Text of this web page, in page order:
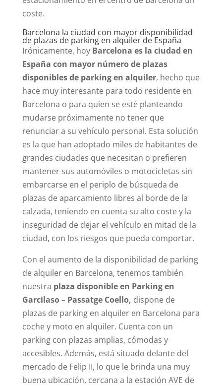
coste.
Barcelona la ciudad con mayor disponibilidad
de plazas de parking en alquiler de España
Irónicamente, hoy Barcelona es la ciudad en
España con mayor número de plazas
disponibles de parking en alquiler, hecho que
hace muy interesante para todo residente en
Barcelona o para quien se esté planteando
mudarse próximamente no tener que
renunciar a su vehículo personal. Esta solución
es la que han adoptado miles de habitantes de
grandes ciudades que necesitan o prefieren
mantener sus automóviles o motocicletas sin
embarcarse en el periplo de búsqueda de
plazas de aparcamiento libres al borde de la
calzada, teniendo en cuenta su alto coste y la
inseguridad de dejar el vehículo en mitad de la
ciudad, con los riesgos que pueda comportar.
Con el aumento de la disponibilidad de parking
de alquiler en Barcelona, tenemos también
nuestra plaza disponible en Parking en
Garcilaso – Passatge Coello, dispone de
plazas de parking en alquiler en Barcelona para
coche y moto en alquiler. Cuenta con un
parking con plazas amplias, cómodas y
accesibles. Además, está situado delante del
mercado de Felip II, lo que le brinda una muy
buena ubicación, cercana a la estación AVE de